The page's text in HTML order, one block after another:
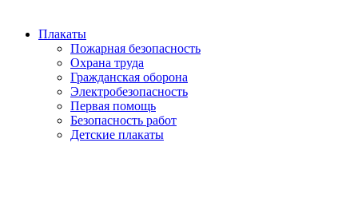
Плакаты
Пожарная безопасность
Охрана труда
Гражданская оборона
Электробезопасность
Первая помощь
Безопасность работ
Детские плакаты